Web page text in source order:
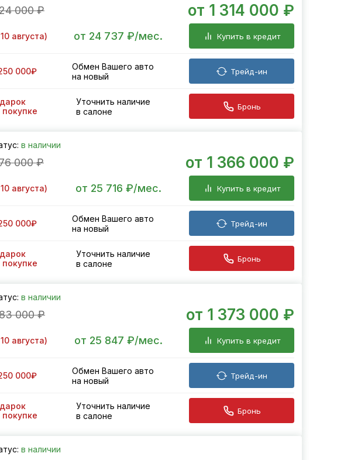
000 ₽ от 1 314 000 ₽
10 августа) от 24 737 ₽/мес. Купить в кредит
000₽
Обмен Вашего авто
на новый
Трейд-ин
покупке
Уточнить наличие
в салоне
Бронь
в наличии
000 ₽ от 1 366 000 ₽
10 августа) от 25 716 ₽/мес. Купить в кредит
000₽
Обмен Вашего авто
на новый
Трейд-ин
покупке
Уточнить наличие
в салоне
Бронь
в наличии
000 ₽ от 1 373 000 ₽
10 августа) от 25 847 ₽/мес. Купить в кредит
000₽
Обмен Вашего авто
на новый
Трейд-ин
покупке
Уточнить наличие
в салоне
Бронь
в наличии